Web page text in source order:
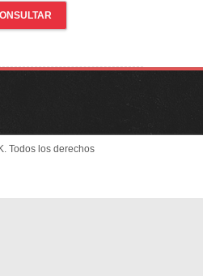
Todos los derechos